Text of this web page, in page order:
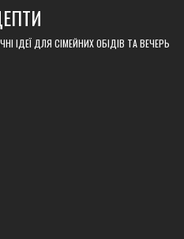
ІДЕЇ ДЛЯ СІМЕЙНИХ ОБІДІВ ТА ВЕЧЕРЬ